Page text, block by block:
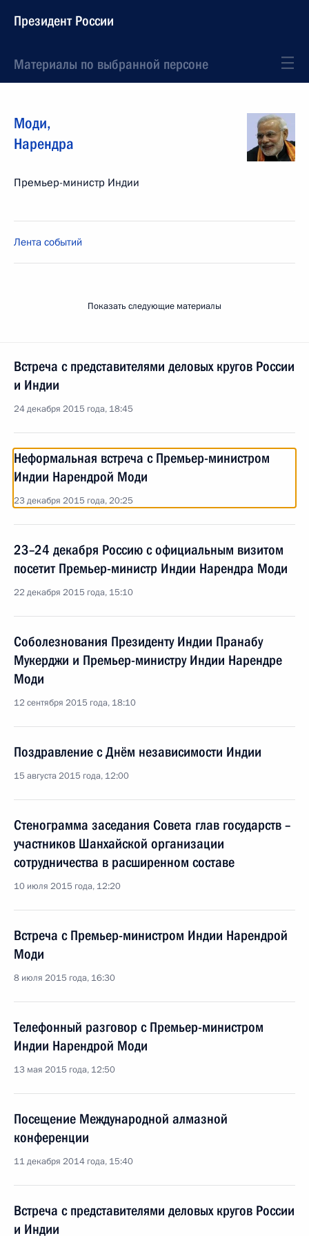
Президент России
Материалы по выбранной персоне
Моди,
Нарендра
Премьер-министр Индии
Лента событий
Показать следующие материалы
Встреча с представителями деловых кругов России
и Индии
24 декабря 2015 года, 18:45
Неформальная встреча с Премьер-министром
Индии Нарендрой Моди
23 декабря 2015 года, 20:25
23–24 декабря Россию с официальным визитом
посетит Премьер-министр Индии Нарендра Моди
22 декабря 2015 года, 15:10
Соболезнования Президенту Индии Пранабу
Мукерджи и Премьер-министру Индии Нарендре
Моди
12 сентября 2015 года, 18:10
Поздравление с Днём независимости Индии
15 августа 2015 года, 12:00
Стенограмма заседания Совета глав государств –
участников Шанхайской организации
сотрудничества в расширенном составе
10 июля 2015 года, 12:20
Встреча с Премьер-министром Индии Нарендрой
Моди
8 июля 2015 года, 16:30
Телефонный разговор с Премьер-министром
Индии Нарендрой Моди
13 мая 2015 года, 12:50
Посещение Международной алмазной
конференции
11 декабря 2014 года, 15:40
Встреча с представителями деловых кругов России
и Индии